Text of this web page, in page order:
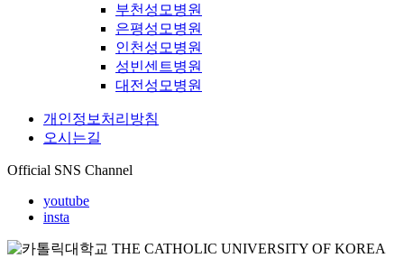
부천성모병원
은평성모병원
인천성모병원
성빈센트병원
대전성모병원
개인정보처리방침
오시는길
Official SNS Channel
youtube
insta